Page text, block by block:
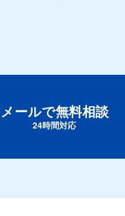
メールで無料相談
24時間対応